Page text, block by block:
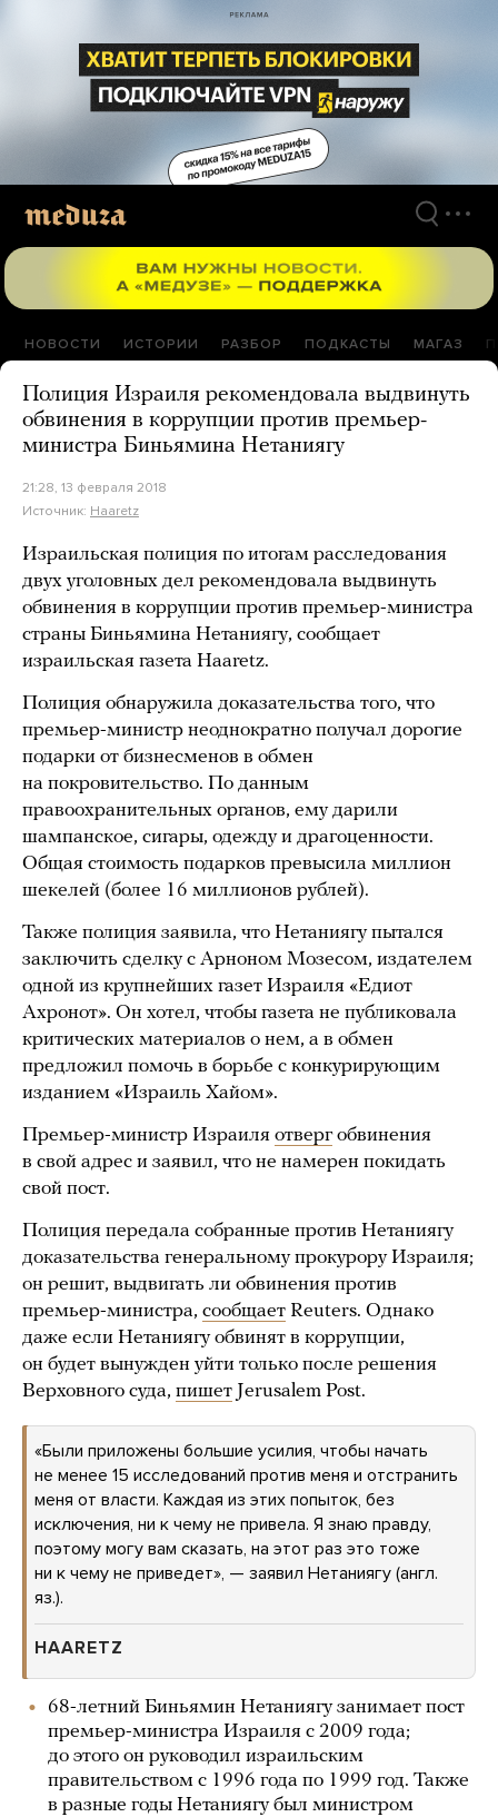
материалам
НОВОСТИ ИСТОРИИ РАЗБОР ПОДКАСТЫ МАГАЗ
Полиция Израиля рекомендовала выдвинуть
обвинения в коррупции против премьер-
министра Биньямина Нетаниягу
21:28, 13 февраля 2018
Источник: Haaretz
Израильская полиция по итогам расследования
двух уголовных дел рекомендовала выдвинуть
обвинения в коррупции против премьер-министра
страны Биньямина Нетаниягу, сообщает
израильская газета Haaretz.
Полиция обнаружила доказательства того, что
премьер-министр неоднократно получал дорогие
подарки от бизнесменов в обмен
на покровительство. По данным
правоохранительных органов, ему дарили
шампанское, сигары, одежду и драгоценности.
Общая стоимость подарков превысила миллион
шекелей (более 16 миллионов рублей).
Также полиция заявила, что Нетаниягу пытался
заключить сделку с Арноном Мозесом, издателем
одной из крупнейших газет Израиля «Едиот
Ахронот». Он хотел, чтобы газета не публиковала
критических материалов о нем, а в обмен
предложил помочь в борьбе с конкурирующим
изданием «Израиль Хайом».
Премьер-министр Израиля отвергобвинения
в свой адрес и заявил, что не намерен покидать
свой пост.
Полиция передала собранные против Нетаниягу
доказательства генеральному прокурору Израиля;
он решит, выдвигать ли обвинения против
премьер-министра, сообщает Reuters. Однако
даже если Нетаниягу обвинят в коррупции,
он будет вынужден уйти только после решения
Верховного суда, пишет Jerusalem Post.
«Были приложены большие усилия, чтобы начать
не менее 15 исследований против меня и отстранить
меня от власти. Каждая из этих попыток, без
исключения, ни к чему не привела. Я знаю правду,
поэтому могу вам сказать, на этот раз это тоже
ни к чему не приведет», — заявил Нетаниягу (англ.
яз.).
HAARETZ
68-летний Биньямин Нетаниягу занимает пост
премьер-министра Израиля с 2009 года;
до этого он руководил израильским
правительством с 1996 года по 1999 год. Также
в разные годы Нетаниягу был министром